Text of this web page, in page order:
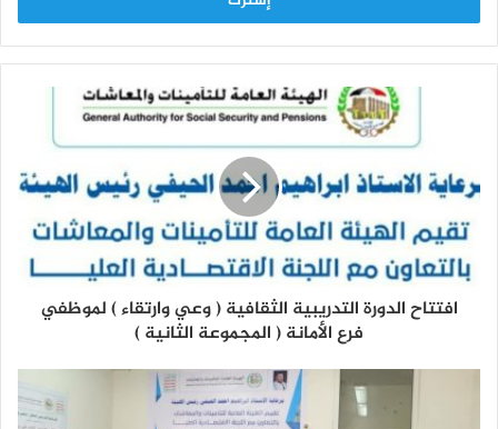
افتتاح الدورة التدريبية الثقافية ( وعي وارتقاء ) لموظفي
فرع الأمانة ( المجموعة الثانية )